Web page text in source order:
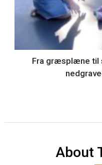
Fra græsplæne til
About